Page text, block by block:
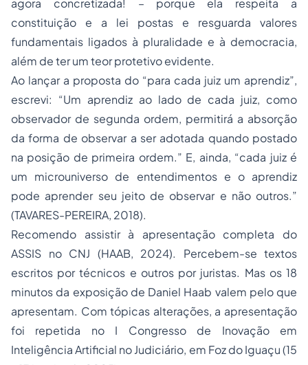
agora concretizada! – porque ela respeita a
constituição e a lei postas e resguarda valores
fundamentais ligados à pluralidade e à democracia,
além de ter um teor protetivo evidente.
Ao lançar a proposta do “para cada juiz um aprendiz”,
escrevi: “Um aprendiz ao lado de cada juiz, como
observador de segunda ordem, permitirá a absorção
daforma de observara ser adotada quando postado
na posição de primeira ordem.” E, ainda, “cada juiz é
um microuniverso de entendimentos e o aprendiz
pode aprender seu jeito de observar e não outros.”
(TAVARES-PEREIRA, 2018).
Recomendo assistir à apresentação completa do
ASSIS no CNJ (HAAB, 2024). Percebem-se textos
escritos por técnicos e outros por juristas. Mas os 18
minutos da exposição de Daniel Haab valem pelo que
apresentam. Com tópicas alterações, a apresentação
foi repetida no I Congresso de Inovação em
Inteligência Artificial no Judiciário, em Foz do Iguaçu (15